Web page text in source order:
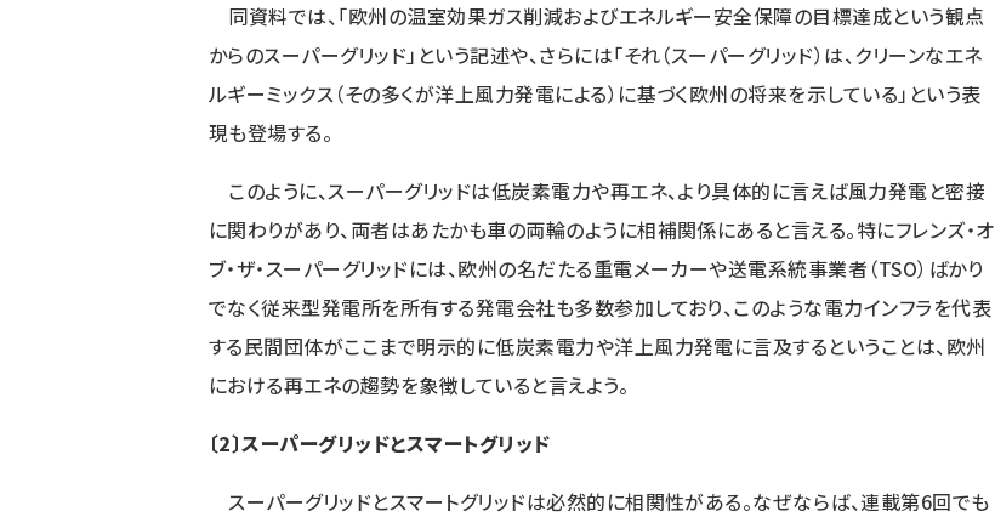
同資料では、「欧州の温室効果ガス削減およびエネルギー安全保障の目標達成という観点
からのスーパーグリッド」という記述や、さらには「それ（スーパーグリッド）は、クリーンなエネ
ルギーミックス（その多くが洋上風力発電による）に基づく欧州の将来を示している」という表
現も登場する。
このように、スーパーグリッドは低炭素電力や再エネ、より具体的に言えば風力発電と密接
に関わりがあり、両者はあたかも車の両輪のように相補関係にあると言える。特にフレンズ・オ
ブ・ザ・スーパーグリッドには、欧州の名だたる重電メーカーや送電系統事業者（TSO）ばかり
でなく従来型発電所を所有する発電会社も多数参加しており、このような電力インフラを代表
する民間団体がここまで明示的に低炭素電力や洋上風力発電に言及するということは、欧州
における再エネの趨勢を象徴していると言えよう。
〔2〕スーパーグリッドとスマートグリッド
スーパーグリッドとスマートグリッドは必然的に相関性がある。なぜならば、連載第6回でも